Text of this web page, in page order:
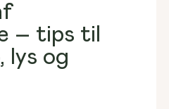
– tips til
lys og